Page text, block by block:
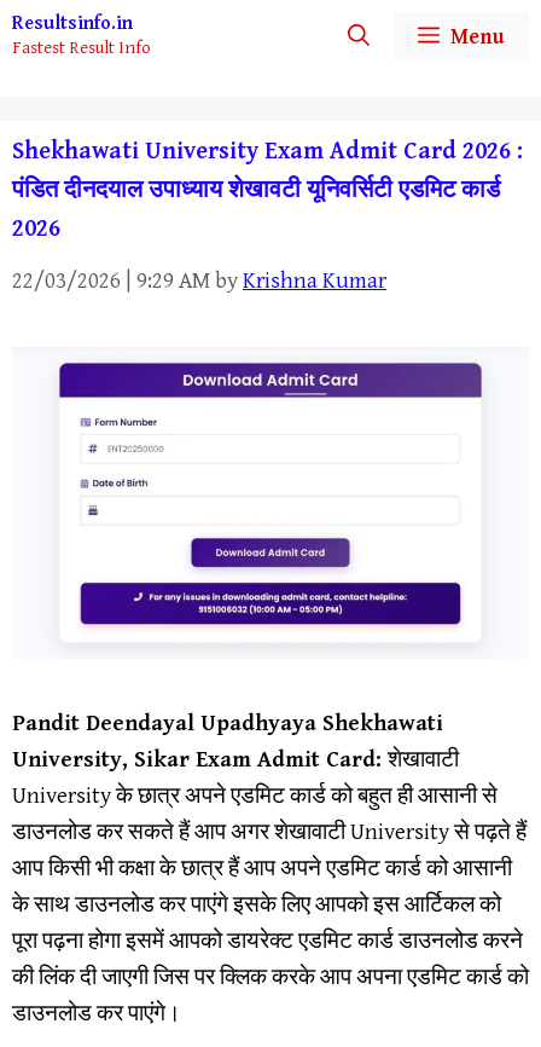
Skip
to
Resultsinfo.in
Fastest Result Info Menu
Shekhawati University Exam Admit Card 2026 :
पंडित दीनदयाल उपाध्याय शेखावटी यूनिवर्सिटी एडमिट कार्ड
2026
22/03/2026 | 9:29 AMbyKrishna Kumar
Pandit Deendayal Upadhyaya Shekhawati
University, Sikar Exam Admit Card:शेखावाटी
University के छात्र अपने एडमिट कार्ड को बहुत ही आसानी से
डाउनलोड कर सकते हैं आप अगर शेखावाटी University से पढ़ते हैं
आप किसी भी कक्षा के छात्र हैं आप अपने एडमिट कार्ड को आसानी
के साथ डाउनलोड कर पाएंगे इसके लिए आपको इस आर्टिकल को
पूरा पढ़ना होगा इसमें आपको डायरेक्ट एडमिट कार्ड डाउनलोड करने
की लिंक दी जाएगी जिस पर क्लिक करके आप अपना एडमिट कार्ड को
डाउनलोड कर पाएंगे।